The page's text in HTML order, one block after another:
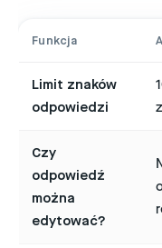
Funkcja
Limit znaków
odpowiedzi
Czy
odpowiedź
można
edytować?